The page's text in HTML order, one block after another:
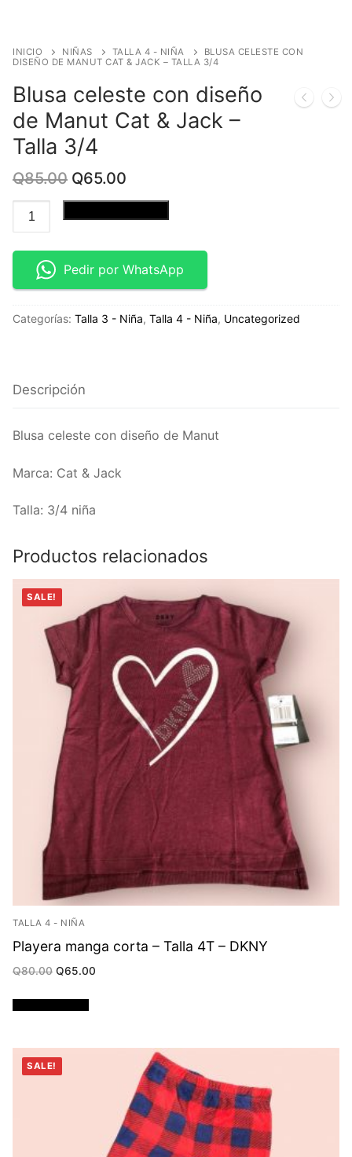
INICIO NIÑAS TALLA 4 - NIÑA
BLUSA CELESTE CON
DISEÑO DE MANUT CAT & JACK – TALLA 3/4
Blusa celeste con diseño
de Manut Cat & Jack –
Talla 3/4
Q85.00 Original
Q85.00.
Q65.00
Q65.00.
Blusa
celeste
con
diseño
de
Cat
-
cantidad
Pedir por WhatsApp
Categorías: Talla 3 - Niña, Talla 4 - Niña, Uncategorized
Descripción
Blusa celeste con diseño de Manut
Marca: Cat & Jack
Talla: 3/4 niña
Productos relacionados
SALE!
TALLA 4 - NIÑA
Playera manga corta – Talla 4T – DKNY
Q80.00 Original
Q80.00.
Q65.00
SALE!